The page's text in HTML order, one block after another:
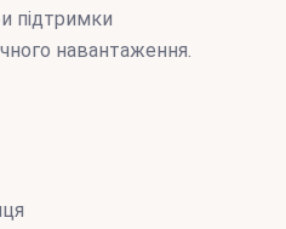
підтримки
навантаження.